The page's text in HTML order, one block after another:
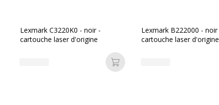
Référence produit fabricant
Lexmark C3220K0 - noir -
cartouche laser d'origine
Ajouter au panier
Lexmark B222000 - noir
cartouche laser d'origine